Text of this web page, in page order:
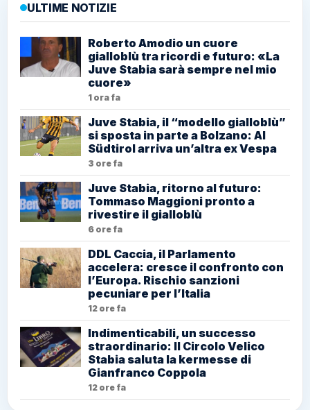
ULTIME NOTIZIE
Roberto Amodio un cuore
gialloblù tra ricordi e futuro: «La
Juve Stabia sarà sempre nel mio
cuore»
1 ora fa
Juve Stabia, il “modello gialloblù”
si sposta in parte a Bolzano: Al
Südtirol arriva un’altra ex Vespa
3 ore fa
Juve Stabia, ritorno al futuro:
Tommaso Maggioni pronto a
rivestire il gialloblù
6 ore fa
DDL Caccia, il Parlamento
accelera: cresce il confronto con
l’Europa. Rischio sanzioni
pecuniare per l’Italia
12 ore fa
Indimenticabili, un successo
straordinario: Il Circolo Velico
Stabia saluta la kermesse di
Gianfranco Coppola
12 ore fa